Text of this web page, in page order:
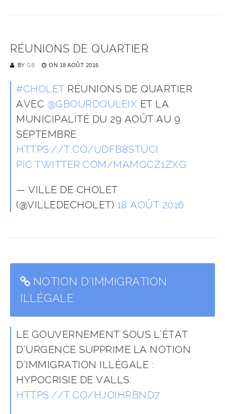
RÉUNIONS DE QUARTIER
BY GB ON 18 AOÛT 2016
#CHOLET RÉUNIONS DE QUARTIER
AVEC @GBOURDOULEIX ET LA
MUNICIPALITÉ DU 29 AOÛT AU 9
SEPTEMBRE
HTTPS://T.CO/UDFB8STUCI
PIC.TWITTER.COM/MAMQCZ1ZXG
— VILLE DE CHOLET
(@VILLEDECHOLET) 18 AOÛT 2016
NOTION D’IMMIGRATION
ILLÉGALE
LE GOUVERNEMENT SOUS L’ÉTAT
D’URGENCE SUPPRIME LA NOTION
D’IMMIGRATION ILLÉGALE :
HYPOCRISIE DE VALLS.
HTTPS://T.CO/HJOIHRBND7